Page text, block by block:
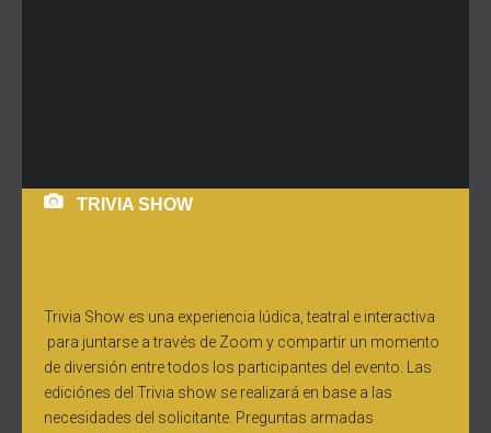
TRIVIA SHOW
Trivia Show es una experiencia lúdica, teatral e interactiva
para juntarse a través de Zoom y compartir un momento
de diversión entre todos los participantes del evento. Las
ediciónes del Trivia show se realizará en base a las
necesidades del solicitante. Preguntas armadas